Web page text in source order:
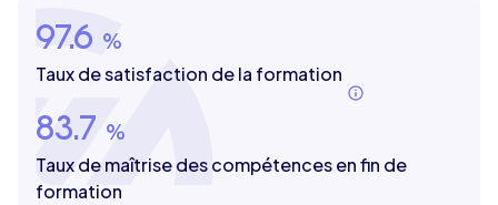
97.6 %
Taux de satisfaction de la formation
83.7 %
Taux de maîtrise des compétences en fin de
formation